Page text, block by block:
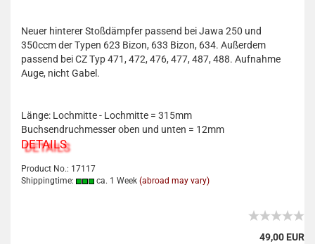
Neuer hinterer Stoßdämpfer passend bei Jawa 250 und
350ccm der Typen 623 Bizon, 633 Bizon, 634. Außerdem
passend bei CZ Typ 471, 472, 476, 477, 487, 488. Aufnahme
Auge, nicht Gabel.
Länge: Lochmitte - Lochmitte = 315mm
Buchsendruchmesser oben und unten = 12mm
DETAILS
Product No.: 17117
Shippingtime:
ca. 1 Week (abroad may vary)
49,00 EUR